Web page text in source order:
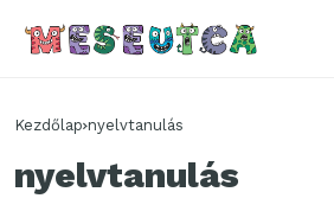
Kezdőlap nyelvtanulás
nyelvtanulás